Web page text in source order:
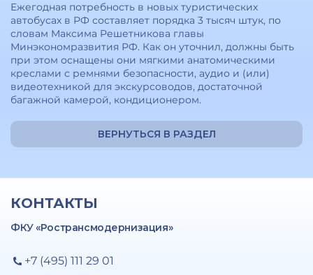
Ежегодная потребность в новых туристических
автобусах в РФ составляет порядка 3 тысяч штук, по
словам Максима Решетникова главы
Минэкономразвития РФ. Как он уточнил, должны быть
при этом оснащены они мягкими анатомическими
креслами с ремнями безопасности, аудио и (или)
видеотехникой для экскурсоводов, достаточной
багажной камерой, кондиционером.
ВЕРНУТЬСЯ В РАЗДЕЛ
КОНТАКТЫ
ФКУ «Ространсмодернизация»
+7 (495) 111 29 01